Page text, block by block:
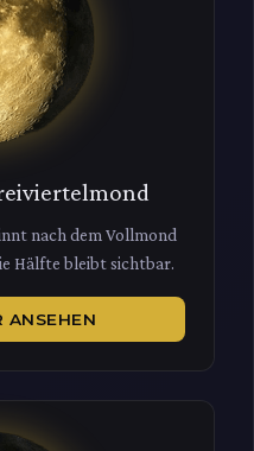
nach dem Vollmond
Hälfte bleibt sichtbar.
ANSEHEN